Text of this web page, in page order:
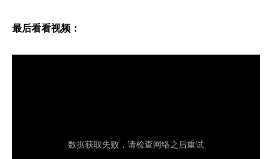
最后看看视频：